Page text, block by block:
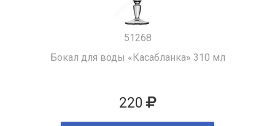
51268
Бокал для воды «Касабланка» 310 мл
220